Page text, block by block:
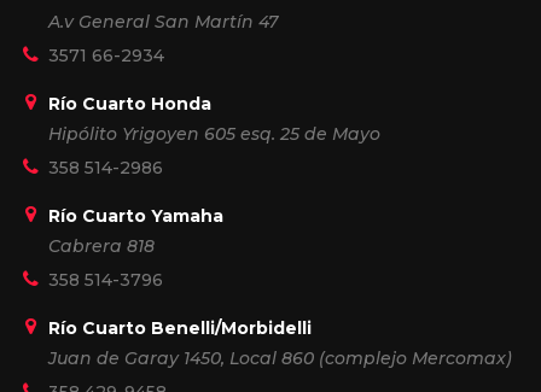
A.v General San Martín 47
3571 66-2934
Río Cuarto Honda
Hipólito Yrigoyen 605 esq. 25 de Mayo
358 514-2986
Río Cuarto Yamaha
Cabrera 818
358 514-3796
Río Cuarto Benelli/Morbidelli
Juan de Garay 1450, Local 860 (complejo Mercomax)